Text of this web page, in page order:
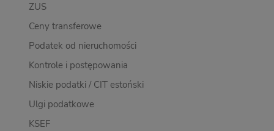
ZUS
Ceny transferowe
Podatek od nieruchomości
Kontrole i postępowania
Niskie podatki / CIT estoński
Ulgi podatkowe
KSEF